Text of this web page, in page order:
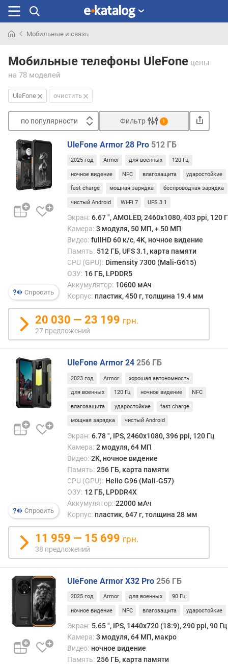
раньше
Мобильные и связь
Мобильные телефоны UleFone цены
на 78 моделей
UleFone очистить
по популярности
п
о
п
о
у
л
и
о
т
е
в
ы
х
к
д
о
т
д
о
р
о
г
и
х
е
е
в
Фильтр 1
Спросить
UleFone Armor 28 Pro 512 ГБ
2025 год Armor для военных 120 Гц
ночное видение NFC влагозащита ударостойкие
fast charge мощная зарядка беспроводная зарядка
чистый Android Wi-Fi 7 UFS 3.1
Экран: 6.67 ", AMOLED, 2460х1080, 403 ppi, 120
Камера: 3 модуля, 50 МП, + 50 МП
Видео: fullHD 60 к/с, 4K, ночное видение
Память: 512 ГБ, UFS 3.1, карта памяти
CPU (GPU): Dimensity 7300 (Mali-G615)
ОЗУ: 16 ГБ, LPDDR5
Аккумулятор: 10600 мАч
Корпус: пластик, 450 г, толщина 19.4 мм
20 030 — 23 199 грн.
27 предложений
Спросить
UleFone Armor 24 256 ГБ
2023 год Armor хорошая автономность
для военных 120 Гц ночное видение NFC
влагозащита ударостойкие fast charge
мощная зарядка чистый Android
Экран: 6.78 ", IPS, 2460х1080, 396 ppi, 120 Гц
Камера: 2 модуля, 64 МП
Видео: 2К, ночное видение
Память: 256 ГБ, карта памяти
CPU (GPU): Helio G96 (Mali-G57)
ОЗУ: 12 ГБ, LPDDR4X
Аккумулятор: 22000 мАч
Корпус: пластик, 647 г, толщина 28 мм
11 959 — 15 699 грн.
38 предложений
UleFone Armor X32 Pro 256 ГБ
2025 год Armor для военных 90 Гц
ночное видение NFC влагозащита ударостойкие
Экран: 5.65 ", IPS, 1440х720 (18:9), 290 ppi, 90 Гц
Камера: 3 модуля, 64 МП, макро
Видео: ночное видение
Память: 256 ГБ, карта памяти